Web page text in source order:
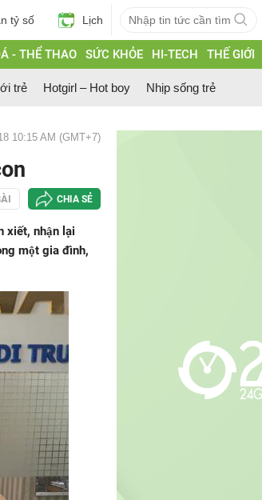
tỷ số Lịch
- THỂ THAO SỨC KHỎE HI-TECH THẾ GIỚI
trẻ Hotgirl – Hot boy Nhịp sống trẻ
10:15 AM (GMT+7)
CHIA SẺ
xiết, nhận lại
một gia đình,